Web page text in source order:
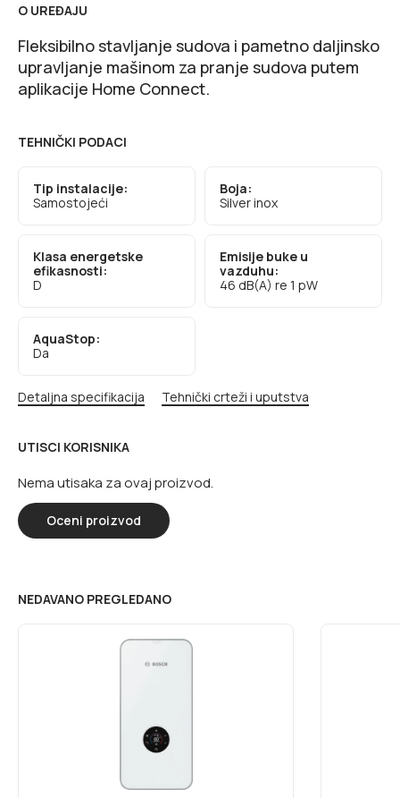
O UREĐAJU
Fleksibilno stavljanje sudova i pametno daljinsko
upravljanje mašinom za pranje sudova putem
aplikacije Home Connect.
TEHNIČKI PODACI
Tip instalacije:
Samostojeći
Boja:
Silver inox
Klasa energetske
efikasnosti:
D
Emisije buke u
vazduhu:
46 dB(A) re 1 pW
AquaStop:
Da
Detaljna specifikacija Tehnički crteži i uputstva
UTISCI KORISNIKA
Nema utisaka za ovaj proizvod.
Oceni proizvod
NEDAVANO PREGLEDANO